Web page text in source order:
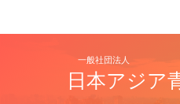
一般社団法人
日本アジア